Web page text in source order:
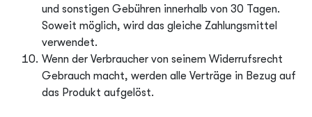
und sonstigen Gebühren innerhalb von 30 Tagen.
Soweit möglich, wird das gleiche Zahlungsmittel
verwendet.
Wenn der Verbraucher von seinem Widerrufsrecht
Gebrauch macht, werden alle Verträge in Bezug auf
das Produkt aufgelöst.